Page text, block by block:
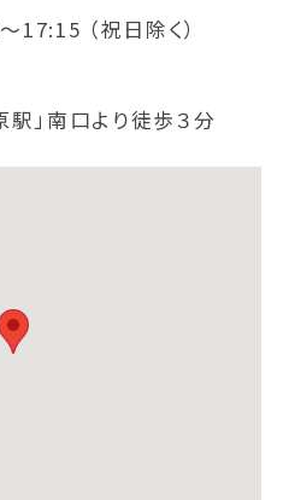
17:15 （祝日除く）
」南口より徒歩３分